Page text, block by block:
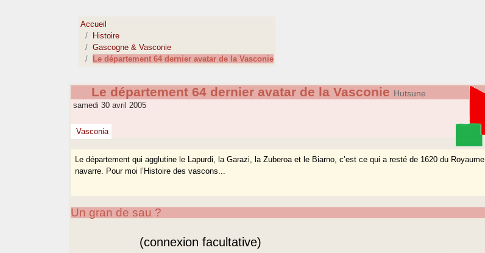
Accueil
Histoire
Gascogne & Vasconie
Le département 64 dernier avatar de la Vasconie
Le département 64 dernier avatar de la Vasconie Hutsune
samedi 30 avril 2005
Vasconia
Le département qui agglutine le Lapurdi, la Garazi, la Zuberoa et le Biarno, c’est ce qui a resté de 1620 du Royaume
navarre. Pour moi l’Histoire des vascons...
Un gran de sau ?
(connexion facultative)